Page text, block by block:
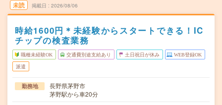
未読 掲載日 2026/08/06
時給1600円＊未経験からスタートできる！IC
チップの検査業務
職種未経験OK 交通費別途支給あり 土日祝日が休み WEB登録OK
派遣
勤務地
長野県茅野市
茅野駅から車20分